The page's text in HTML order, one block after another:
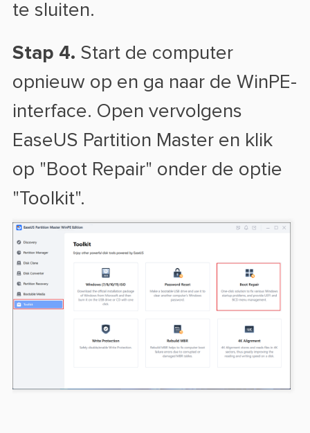
te sluiten.
Stap 4. Start de computer
opnieuw op en ga naar de WinPE-
interface. Open vervolgens
EaseUS Partition Master en klik
op "Boot Repair" onder de optie
"Toolkit".